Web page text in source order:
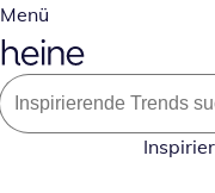
Menü